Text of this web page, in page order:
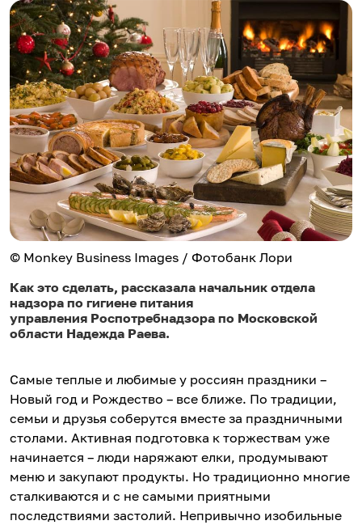
© Monkey Business Images / Фотобанк Лори
Как это сделать, рассказала начальник отдела
надзора по гигиене питания
управления Роспотребнадзора по Московской
области Надежда Раева.
Самые теплые и любимые у россиян праздники –
Новый год и Рождество – все ближе. По традиции,
семьи и друзья соберутся вместе за праздничными
столами. Активная подготовка к торжествам уже
начинается – люди наряжают елки, продумывают
меню и закупают продукты. Но традиционно многие
сталкиваются и с не самыми приятными
последствиями застолий. Непривычно изобильные